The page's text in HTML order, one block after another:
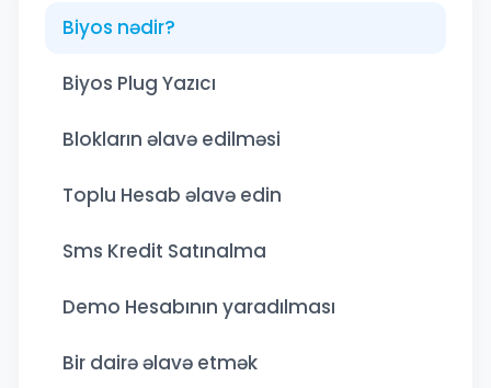
Biyos nədir?
Biyos Plug Yazıcı
Blokların əlavə edilməsi
Toplu Hesab əlavə edin
Sms Kredit Satınalma
Demo Hesabının yaradılması
Bir dairə əlavə etmək